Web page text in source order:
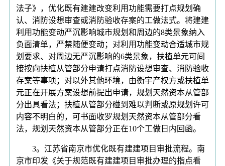
法子》，优化既有建建改变利用功能需要打点规划确
认、消防设想审查或消防验收存案的工做法式。将建建
利用功能变动严沉影响城市规划和周边的8类景象纳入
负面清单，严禁随便变动；对利用功能变动合适城市规
划要求、对周边无严沉影响的6类景象，扶植单元可间
接按向扶植从管部分申请打点消防设想审查、消防验收
存案等事项；对以外其他环境，由衡宇产权方或扶植单
元正在开展方案设想前提出申请，规划天然资本从管部
分出具看法；扶植从管部分碰到难以判断或原规划许可
内容不明白的，可书面收罗规划天然资本从管部分看
法，规划天然资本从管部分正在10个工做日内回函。
3。江苏省南京市优化既有建建项目审批流程。南
京市印发《关于规范既有建建项目审批办理的指点看